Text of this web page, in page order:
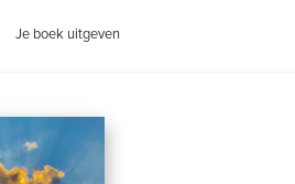
Je boek uitgeven